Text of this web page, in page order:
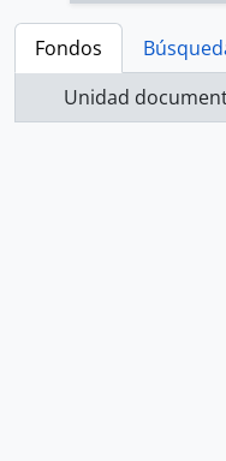
Fondos
Unidad